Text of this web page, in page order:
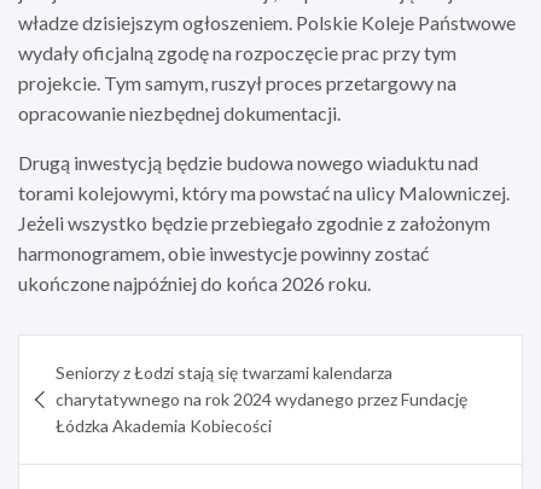
władze dzisiejszym ogłoszeniem. Polskie Koleje Państwowe
wydały oficjalną zgodę na rozpoczęcie prac przy tym
projekcie. Tym samym, ruszył proces przetargowy na
opracowanie niezbędnej dokumentacji.
Drugą inwestycją będzie budowa nowego wiaduktu nad
torami kolejowymi, który ma powstać na ulicy Malowniczej.
Jeżeli wszystko będzie przebiegało zgodnie z założonym
harmonogramem, obie inwestycje powinny zostać
ukończone najpóźniej do końca 2026 roku.
wpisu
Seniorzy z Łodzi stają się twarzami kalendarza
charytatywnego na rok 2024 wydanego przez Fundację
Łódzka Akademia Kobiecości